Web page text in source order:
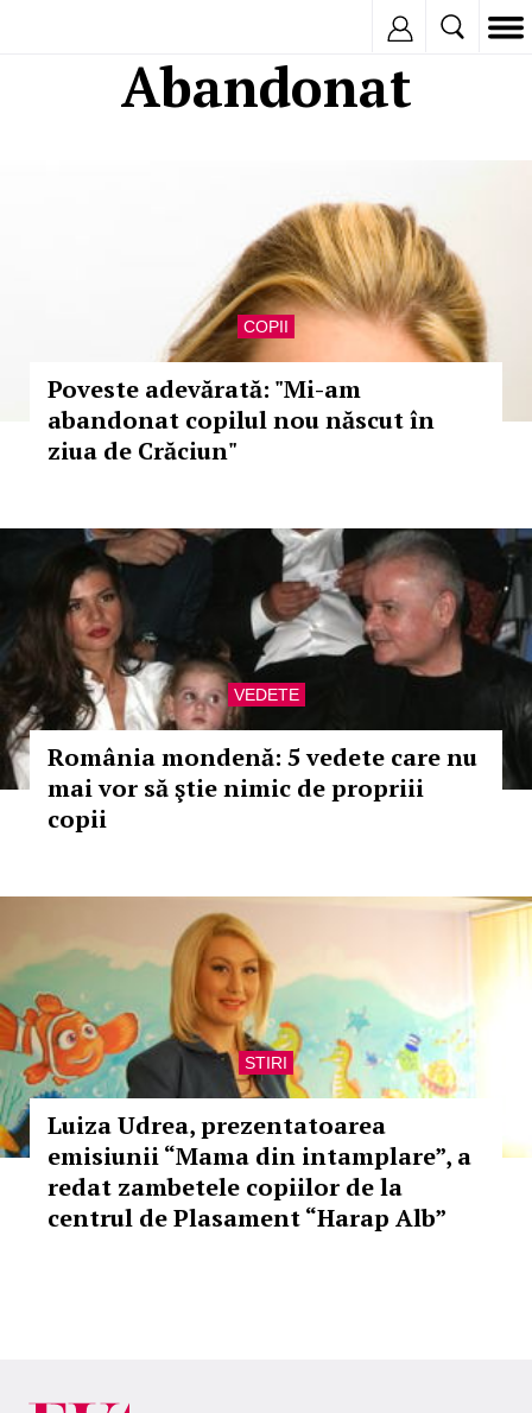
Abandonat
COPII
Poveste adevărată: "Mi-am
abandonat copilul nou născut în
ziua de Crăciun"
VEDETE
România mondenă: 5 vedete care nu
mai vor să ştie nimic de propriii
copii
STIRI
Luiza Udrea, prezentatoarea
emisiunii “Mama din intamplare”, a
redat zambetele copiilor de la
centrul de Plasament “Harap Alb”